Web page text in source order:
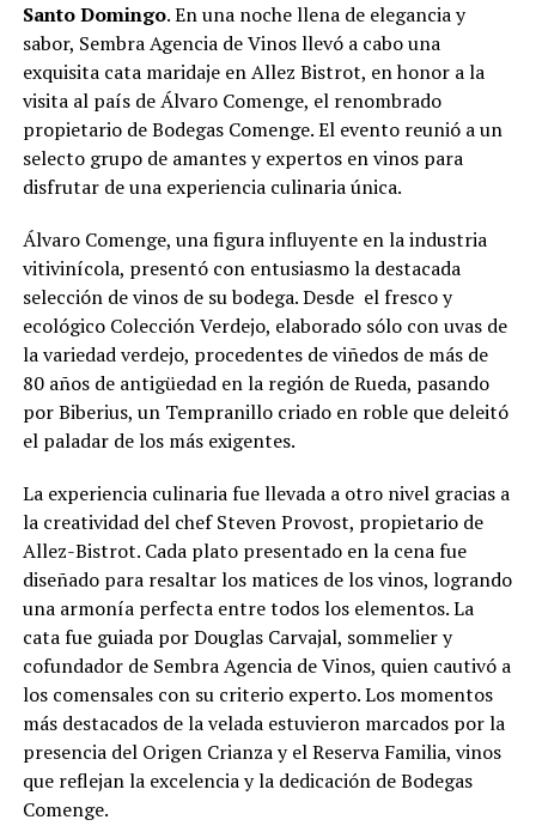
Santo Domingo. En una noche llena de elegancia y
sabor, Sembra Agencia de Vinos llevó a cabo una
exquisita cata maridaje en Allez Bistrot, en honor a la
visita al país de Álvaro Comenge, el renombrado
propietario de Bodegas Comenge. El evento reunió a un
selecto grupo de amantes y expertos en vinos para
disfrutar de una experiencia culinaria única.
Álvaro Comenge, una figura influyente en la industria
vitivinícola, presentó con entusiasmo la destacada
selección de vinos de su bodega. Desde el fresco y
ecológico Colección Verdejo, elaborado sólo con uvas de
la variedad verdejo, procedentes de viñedos de más de
80 años de antigüedad en la región de Rueda, pasando
por Biberius, un Tempranillo criado en roble que deleitó
el paladar de los más exigentes.
La experiencia culinaria fue llevada a otro nivel gracias a
la creatividad del chef Steven Provost, propietario de
Allez-Bistrot. Cada plato presentado en la cena fue
diseñado para resaltar los matices de los vinos, logrando
una armonía perfecta entre todos los elementos. La
cata fue guiada por Douglas Carvajal, sommelier y
cofundador de Sembra Agencia de Vinos, quien cautivó a
los comensales con su criterio experto. Los momentos
más destacados de la velada estuvieron marcados por la
presencia del Origen Crianza y el Reserva Familia, vinos
que reflejan la excelencia y la dedicación de Bodegas
Comenge.